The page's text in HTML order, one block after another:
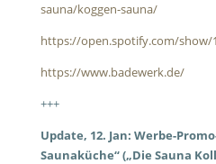
sauna/koggen-sauna/
https://open.spotify.com/show/
https://www.badewerk.de/
+++
Update, 12. Jan: Werbe-
Saunaküche“ („Die Sauna